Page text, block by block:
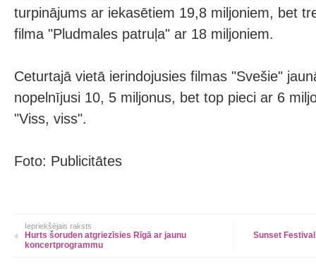
turpinājums ar iekasētiem 19,8 miljoniem, bet
filma "Pludmales patruļa" ar 18 miljoniem.
Ceturtajā vietā ierindojusies filmas "Svešie"
nopelnījusi 10, 5 miljonus, bet top pieci ar 6
"Viss, viss".
Foto: Publicitātes
Iepriekšējais raksts
Hurts šoruden atgriezīsies Rīgā ar jaunu
koncertprogrammu
Sunset